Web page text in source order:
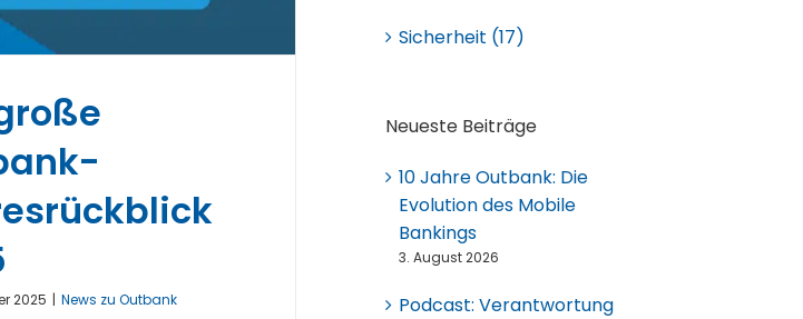
2025 | News zu Outbank
Sicherheit (17)
Neueste Beiträge
10 Jahre Outbank: Die
Evolution des Mobile
Bankings
3. August 2026
Podcast: Verantwortung